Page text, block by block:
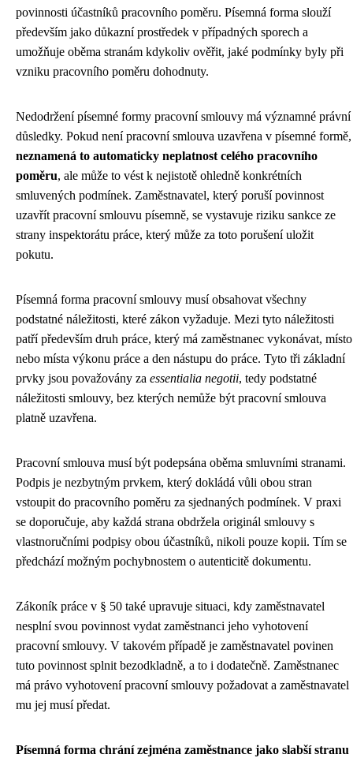
povinnosti účastníků pracovního poměru. Písemná forma slouží
především jako důkazní prostředek v případných sporech a
umožňuje oběma stranám kdykoliv ověřit, jaké podmínky byly při
vzniku pracovního poměru dohodnuty.
Nedodržení písemné formy pracovní smlouvy má významné právní
důsledky. Pokud není pracovní smlouva uzavřena v písemné formě,
neznamená to automaticky neplatnost celého pracovního
poměru, ale může to vést k nejistotě ohledně konkrétních
smluvených podmínek. Zaměstnavatel, který poruší povinnost
uzavřít pracovní smlouvu písemně, se vystavuje riziku sankce ze
strany inspektorátu práce, který může za toto porušení uložit
pokutu.
Písemná forma pracovní smlouvy musí obsahovat všechny
podstatné náležitosti, které zákon vyžaduje. Mezi tyto náležitosti
patří především druh práce, který má zaměstnanec vykonávat, místo
nebo místa výkonu práce a den nástupu do práce. Tyto tři základní
prvky jsou považovány za essentialia negotii, tedy podstatné
náležitosti smlouvy, bez kterých nemůže být pracovní smlouva
platně uzavřena.
Pracovní smlouva musí být podepsána oběma smluvními stranami.
Podpis je nezbytným prvkem, který dokládá vůli obou stran
vstoupit do pracovního poměru za sjednaných podmínek. V praxi
se doporučuje, aby každá strana obdržela originál smlouvy s
vlastnoručními podpisy obou účastníků, nikoli pouze kopii. Tím se
předchází možným pochybnostem o autenticitě dokumentu.
Zákoník práce v § 50 také upravuje situaci, kdy zaměstnavatel
nesplní svou povinnost vydat zaměstnanci jeho vyhotovení
pracovní smlouvy. V takovém případě je zaměstnavatel povinen
tuto povinnost splnit bezodkladně, a to i dodatečně. Zaměstnanec
má právo vyhotovení pracovní smlouvy požadovat a zaměstnavatel
mu jej musí předat.
Písemná forma chrání zejména zaměstnance jako slabší stranu